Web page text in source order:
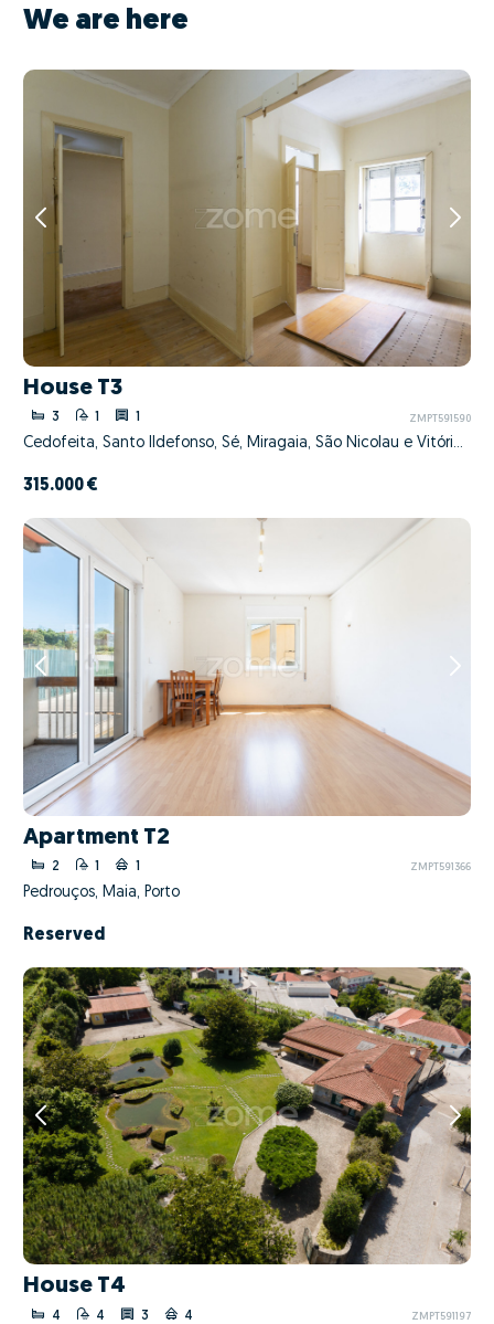
We are here
House T3
3 ZMPT591590
Cedofeita, Santo Ildefonso, Sé, Miragaia, São Nicolau e Vitória, Porto, Porto
315.000 €
Apartment T2
2 1 1 ZMPT591366
Pedrouços, Maia, Porto
Reserved
House T4
4 4 3 4 ZMPT591197